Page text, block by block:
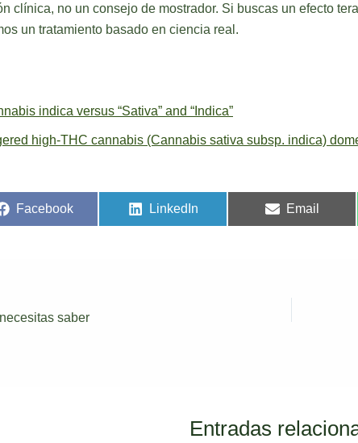
clínica, no un consejo de mostrador. Si buscas un efecto
un tratamiento basado en ciencia real.
indica versus “Sativa” and “Indica”
high-THC cannabis (Cannabis sativa subsp. indica)
Facebook LinkedIn Email
saber
Entradas